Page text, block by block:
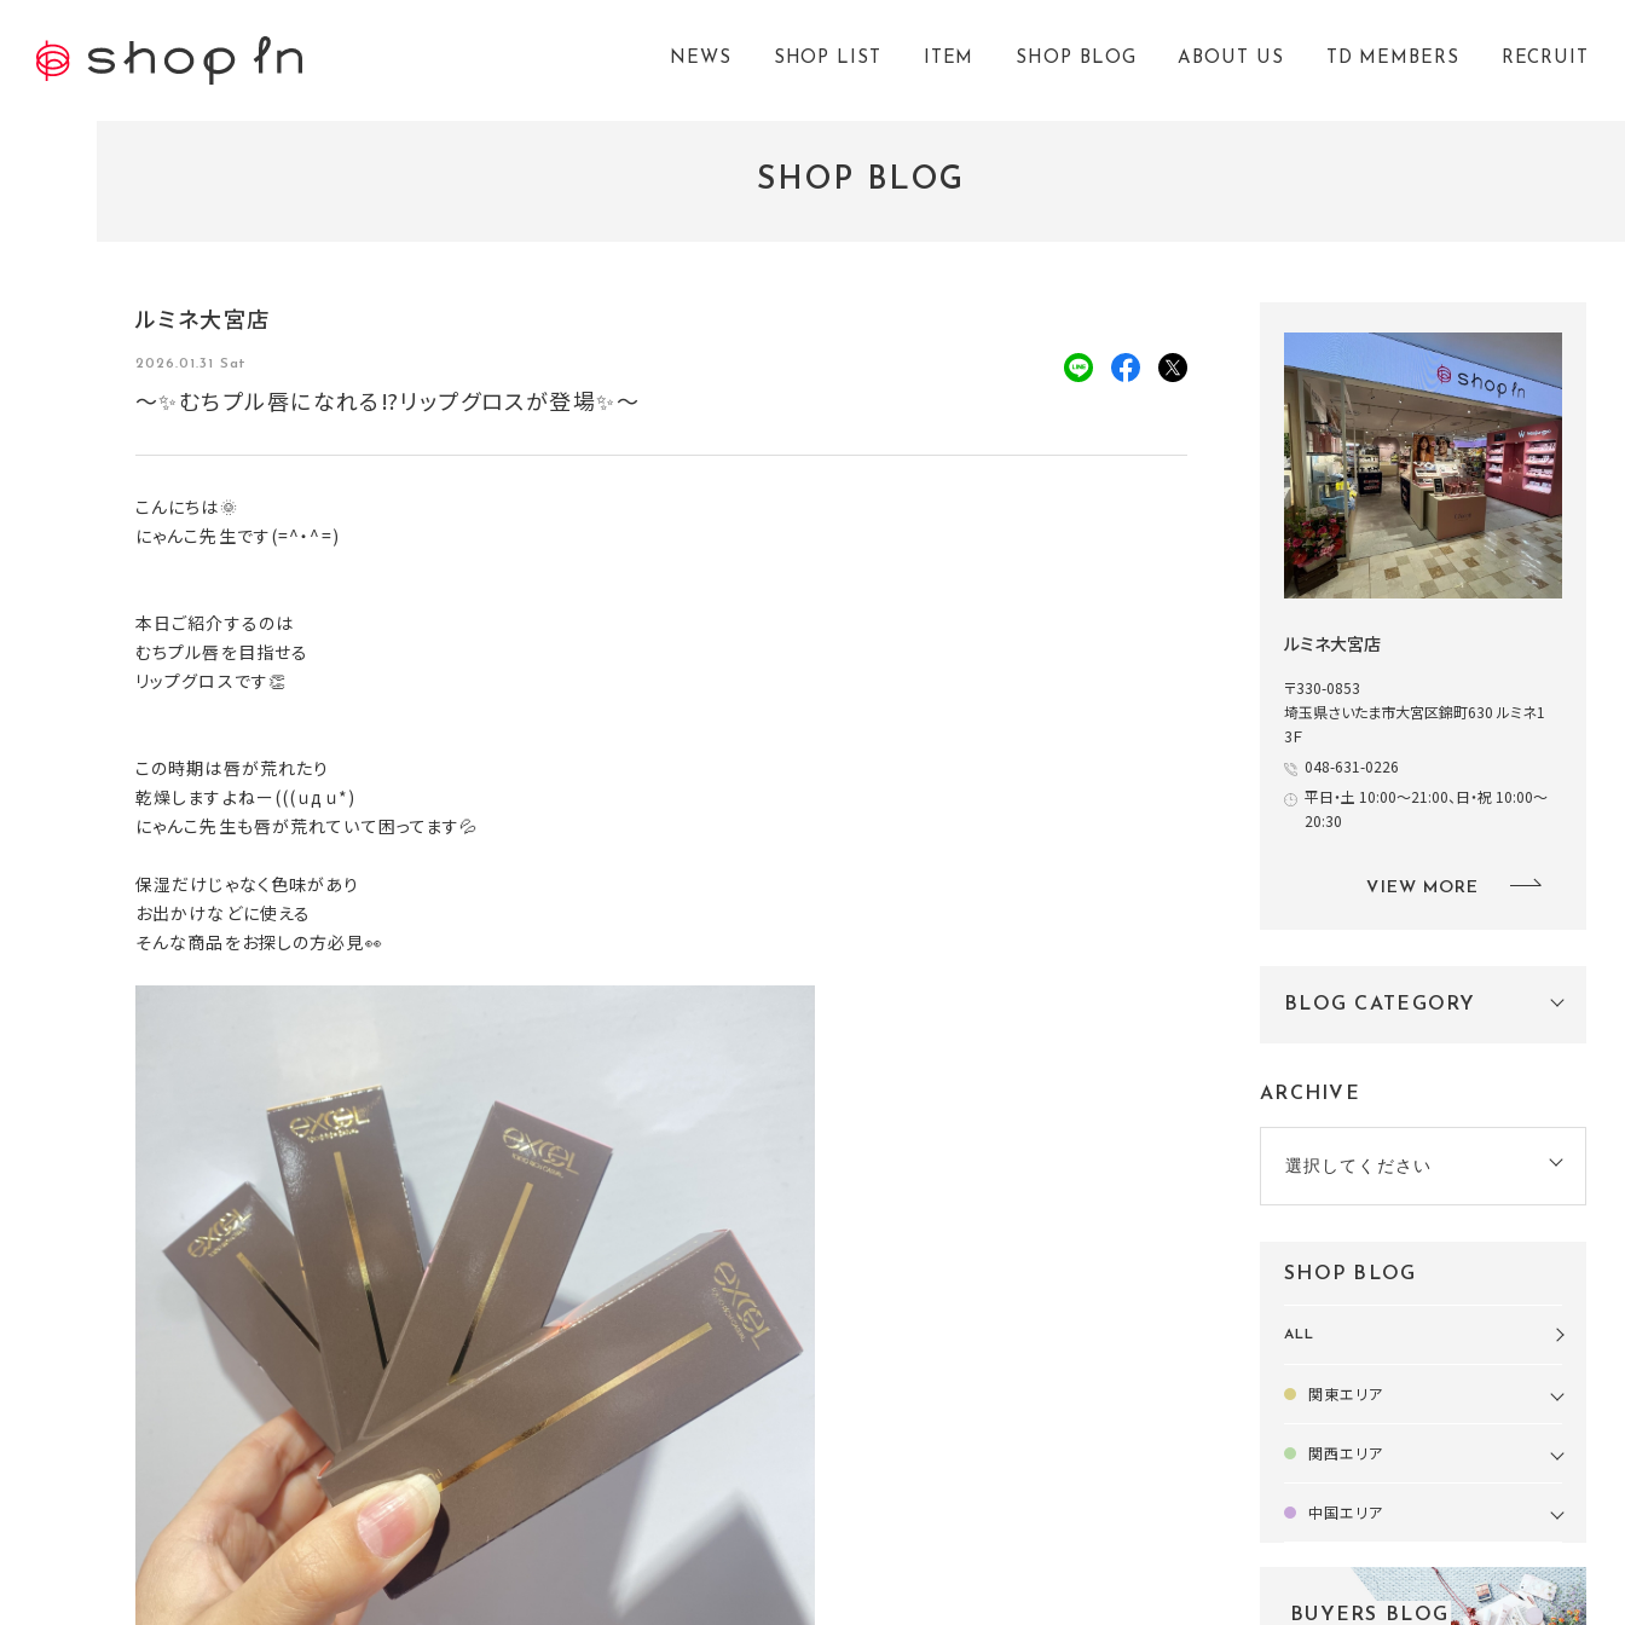
NEWS SHOP LIST ITEM SHOP BLOG ABOUT US TD MEMBERS RECRUIT
SHOP BLOG
ルミネ大宮店
2026.01.31 Sat
～✨むちプル唇になれる⁉リップグロスが登場✨～
こんにちは🌞
にゃんこ先生です(=^・^=)
本日ご紹介するのは
むちプル唇を目指せる
リップグロスです👏
この時期は唇が荒れたり
乾燥しますよねー(((ｕдｕ*)
にゃんこ先生も唇が荒れていて困ってます💦
保湿だけじゃなく色味があり
お出かけなどに使える
そんな商品をお探しの方必見👀
ルミネ大宮店
〒330-0853
埼玉県さいたま市大宮区錦町630 ルミネ1
3Ｆ
048-631-0226
平日・土 10:00～21:00、日・祝 10:00～
20:30
VIEW MORE
BLOG CATEGORY
ARCHIVE
選択してください
SHOP BLOG
ALL
関東エリア
関西エリア
中国エリア
BUYERS BLOG